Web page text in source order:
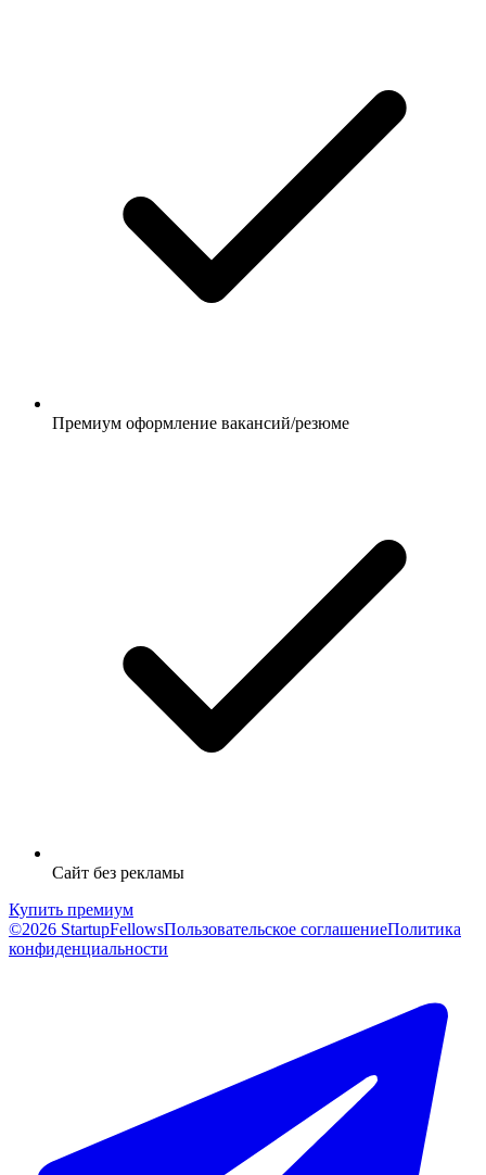
Премиум оформление вакансий/резюме
Сайт без рекламы
Купить премиум
©2026 StartupFellowsПользовательское соглашениеПолитика
конфиденциальности